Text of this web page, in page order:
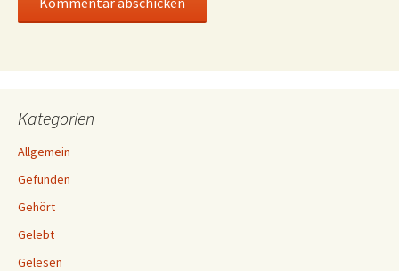
Kategorien
Allgemein
Gefunden
Gehört
Gelebt
Gelesen